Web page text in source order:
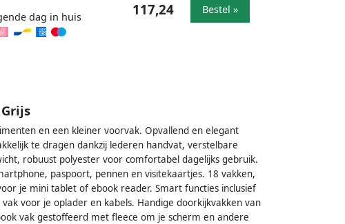
dag in huis
117,24 Bestel »
en een kleiner voorvak. Opvallend en elegant
te dragen dankzij lederen handvat, verstelbare
robuust polyester voor comfortabel dagelijks gebruik.
paspoort, pennen en visitekaartjes. 18 vakken,
je mini tablet of ebook reader. Smart functies inclusief
voor je oplader en kabels. Handige doorkijkvakken van
vak gestoffeerd met fleece om je scherm en andere